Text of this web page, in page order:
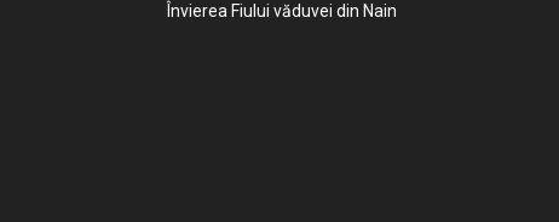
Învierea Fiului văduvei din Nain